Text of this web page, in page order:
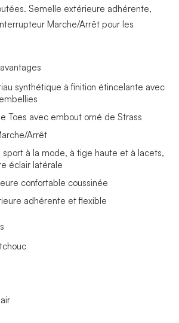
Semelle extérieure adhérente,
Marche/Arrêt pour les
synthétique à finition étincelante avec
Toes avec embout orné de Strass
Arrêt
sport à la mode, à tige haute et à lacets,
éclair latérale
confortable coussinée
adhérente et flexible